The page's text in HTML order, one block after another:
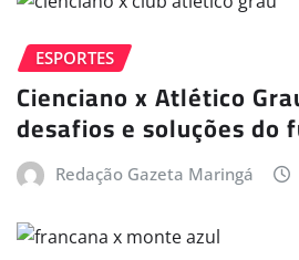
ESPORTES
Cienciano x Atlético
desafios e soluções do
Redação Gazeta Maringá